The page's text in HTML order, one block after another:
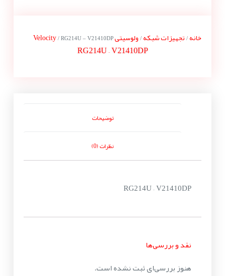
خانه/ تجهیزات شبکه/ ولوسیتی Velocity/ RG214U – V21410DP
RG214U – V21410DP
توضیحات
نظرات (0)
RG214U – V21410DP
نقد و بررسی‌ها
هنوز بررسی‌ای ثبت نشده است.